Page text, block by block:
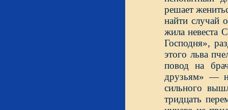
решает
найти случай
жила невеста
Господня»,
этого льва
повод на
друзьям» —
сильного
тридцать